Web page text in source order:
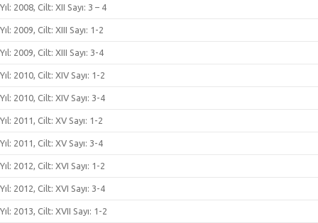
Yıl: 2008, Cilt: XII Sayı: 3 – 4
Yıl: 2009, Cilt: XIII Sayı: 1-2
Yıl: 2009, Cilt: XIII Sayı: 3-4
Yıl: 2010, Cilt: XIV Sayı: 1-2
Yıl: 2010, Cilt: XIV Sayı: 3-4
Yıl: 2011, Cilt: XV Sayı: 1-2
Yıl: 2011, Cilt: XV Sayı: 3-4
Yıl: 2012, Cilt: XVI Sayı: 1-2
Yıl: 2012, Cilt: XVI Sayı: 3-4
Yıl: 2013, Cilt: XVII Sayı: 1-2